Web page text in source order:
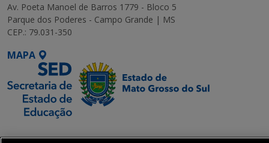
Av. Poeta Manoel de Barros 1779 - Bloco 5
Parque dos Poderes - Campo Grande | MS
CEP.: 79.031-350
MAPA